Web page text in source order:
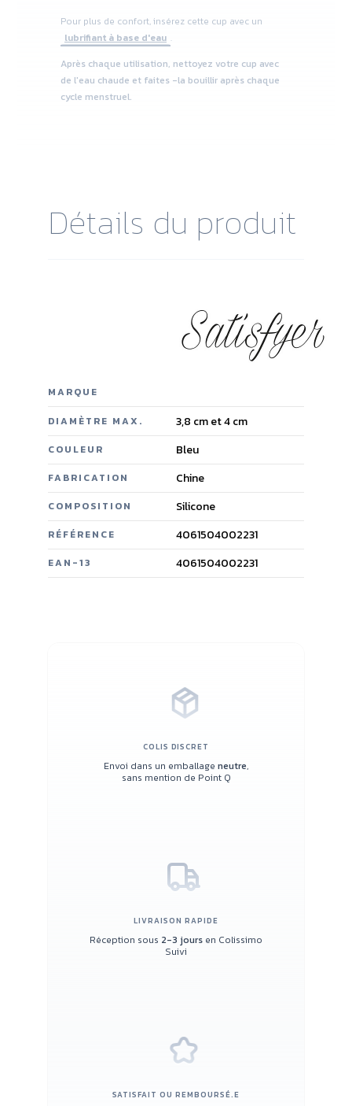
Pour plus de confort, insérez cette cup avec un
lubrifiant à base d'eau .
Après chaque utilisation, nettoyez votre cup avec
de l'eau chaude et faites -la bouillir après chaque
cycle menstruel.
Détails du produit
MARQUE
DIAMÈTRE MAX. 3,8 cm et 4 cm
COULEUR Bleu
FABRICATION Chine
COMPOSITION Silicone
RÉFÉRENCE 4061504002231
EAN-13 4061504002231
COLIS DISCRET
Envoi dans un emballage neutre,
sans mention de Point Q
LIVRAISON RAPIDE
Réception sous 2-3 jours en Colissimo
Suivi
SATISFAIT OU REMBOURSÉ.E